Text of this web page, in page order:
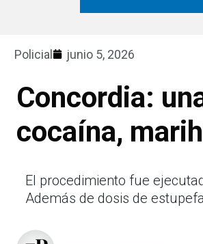
Policial junio 5, 2026
Concordia:
cocaína,
El procedimiento fue
Además de dosis de